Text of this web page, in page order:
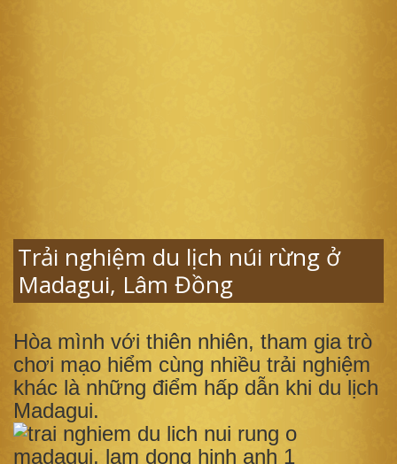
Trải nghiệm du lịch núi rừng ở
Madagui, Lâm Đồng
Hòa mình với thiên nhiên, tham gia trò
chơi mạo hiểm cùng nhiều trải nghiệm
khác là những điểm hấp dẫn khi du lịch
Madagui.